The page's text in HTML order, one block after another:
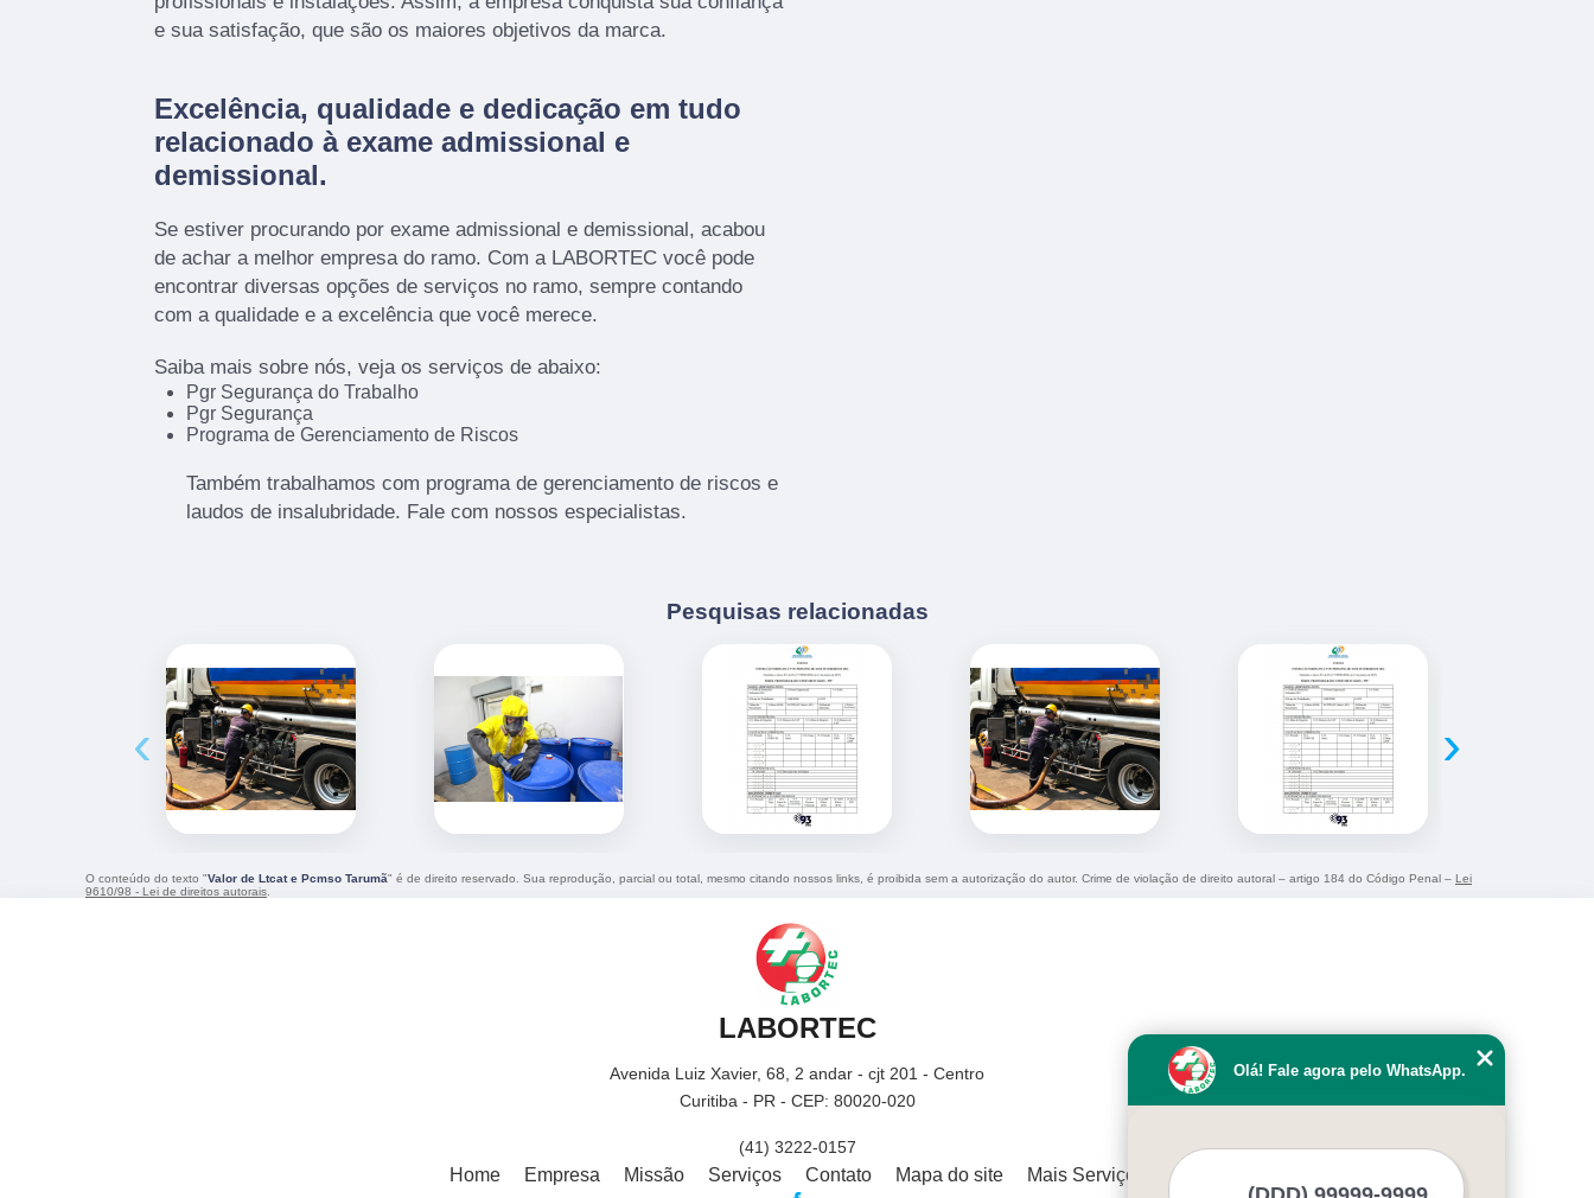
e sua satisfação, que são os maiores objetivos da marca.
Excelência, qualidade e dedicação em tudo
relacionado à exame admissional e
demissional.
Se estiver procurando por exame admissional e demissional, acabou
de achar a melhor empresa do ramo. Com a LABORTEC você pode
encontrar diversas opções de serviços no ramo, sempre contando
com a qualidade e a excelência que você merece.
Saiba mais sobre nós, veja os serviços de abaixo:
Pgr Segurança do Trabalho
Pgr Segurança
Programa de Gerenciamento de Riscos
Também trabalhamos com programa de gerenciamento de riscos e
laudos de insalubridade. Fale com nossos especialistas.
Pesquisas relacionadas
‹ ›
O conteúdo do texto "Valor de Ltcat e Pcmso Tarumã" é de direito reservado. Sua reprodução, parcial ou total, mesmo citando nossos links, é proibida sem a autorização do autor. Crime de violação de direito autoral – artigo 184 do Código Penal – Lei
9610/98 - Lei de direitos autorais
LABORTEC
Avenida Luiz Xavier, 68, 2 andar - cjt 201 - Centro
Curitiba - PR - CEP: 80020-020
(41) 3222-0157
Home Empresa Missão Serviços Contato Mapa do site Mais Serviços
Olá! Fale agora pelo WhatsApp.